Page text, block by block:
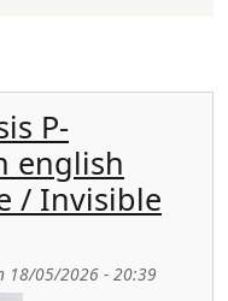
P-
english
/ Invisible
18/05/2026 - 20:39